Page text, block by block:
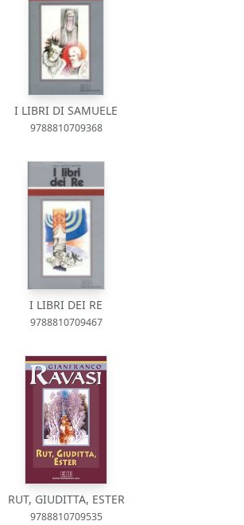
I LIBRI DI SAMUELE
9788810709368
I LIBRI DEI RE
9788810709467
RUT, GIUDITTA, ESTER
9788810709535